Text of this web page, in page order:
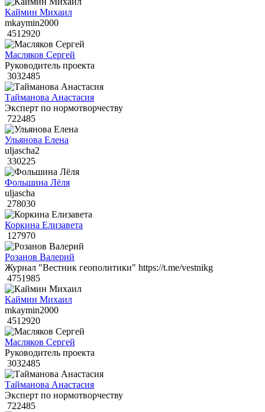
Каймин Михаил
mkaymin2000
4512920
Масляков Сергей
Руководитель проекта
3032485
Тайманова Анастасия
Эксперт по нормотворчеству
722485
Ульянова Елена
uljascha2
330225
Фольшина Лёля
uljascha
278030
Коркина Елизавета
127970
Розанов Валерий
Журнал "Вестник геополитики" https://t.me/vestnikg
4751985
Каймин Михаил
mkaymin2000
4512920
Масляков Сергей
Руководитель проекта
3032485
Тайманова Анастасия
Эксперт по нормотворчеству
722485